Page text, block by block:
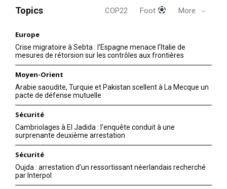
Topics COP22 Foot More
Europe
Crise migratoire à Sebta : l’Espagne menace l’Italie de
mesures de rétorsion sur les contrôles aux frontières
Moyen-Orient
Arabie saoudite, Turquie et Pakistan scellent à La Mecque un
pacte de défense mutuelle
Sécurité
Cambriolages à El Jadida : l’enquête conduit à une
surprenante deuxième arrestation
Sécurité
Oujda : arrestation d’un ressortissant néerlandais recherché
par Interpol